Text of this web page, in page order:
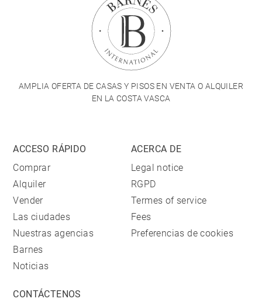
AMPLIA OFERTA DE CASAS Y PISOS EN VENTA O ALQUILER
EN LA COSTA VASCA
ACCESO RÁPIDO
Comprar
Alquiler
Vender
Las ciudades
Nuestras agencias
Barnes
Noticias
ACERCA DE
Legal notice
RGPD
Termes of service
Fees
Preferencias de cookies
CONTÁCTENOS